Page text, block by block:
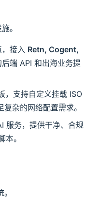
。
，接入 Retn, Cogent,
端 API 和出海业务提
，支持自定义挂载 ISO
复杂的网络配置需求。
服务，提供干净、合规
。